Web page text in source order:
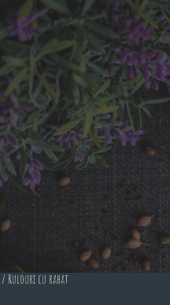
/ Rulouri cu rahat